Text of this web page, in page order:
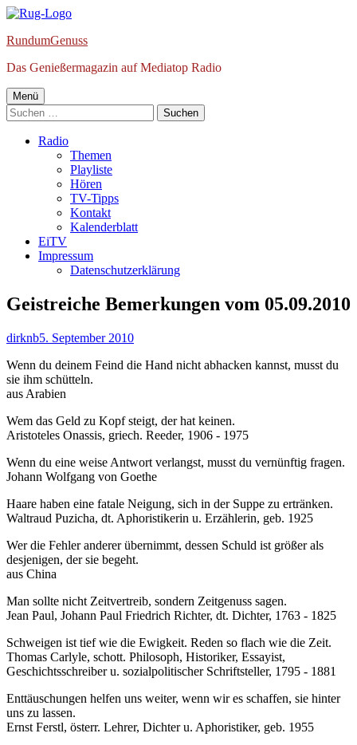
Springe
Inhalt
RundumGenuss
Das Genießermagazin auf Mediatop Radio
Primäres
Menü
Menü
Suchen
nach:
Radio
Themen
Playliste
Hören
TV-Tipps
Kontakt
Kalenderblatt
EiTV
Impressum
Datenschutzerklärung
Geistreiche Bemerkungen vom 05.09.2010
Autor
dirknbVeröffentlicht
5. September 2010
Wenn du deinem Feind die Hand nicht abhacken kannst, musst du
sie ihm schütteln.
aus Arabien
Wem das Geld zu Kopf steigt, der hat keinen.
Aristoteles Onassis, griech. Reeder, 1906 - 1975
Wenn du eine weise Antwort verlangst, musst du vernünftig fragen.
Johann Wolfgang von Goethe
Haare haben eine fatale Neigung, sich in der Suppe zu ertränken.
Waltraud Puzicha, dt. Aphoristikerin u. Erzählerin, geb. 1925
Wer die Fehler anderer übernimmt, dessen Schuld ist größer als
desjenigen, der sie begeht.
aus China
Man sollte nicht Zeitvertreib, sondern Zeitgenuss sagen.
Jean Paul, Johann Paul Friedrich Richter, dt. Dichter, 1763 - 1825
Schweigen ist tief wie die Ewigkeit. Reden so flach wie die Zeit.
Thomas Carlyle, schott. Philosoph, Historiker, Essayist,
Geschichtsschreiber u. sozialpolitischer Schriftsteller, 1795 - 1881
Enttäuschungen helfen uns weiter, wenn wir es schaffen, sie hinter
uns zu lassen.
Ernst Ferstl, österr. Lehrer, Dichter u. Aphoristiker, geb. 1955